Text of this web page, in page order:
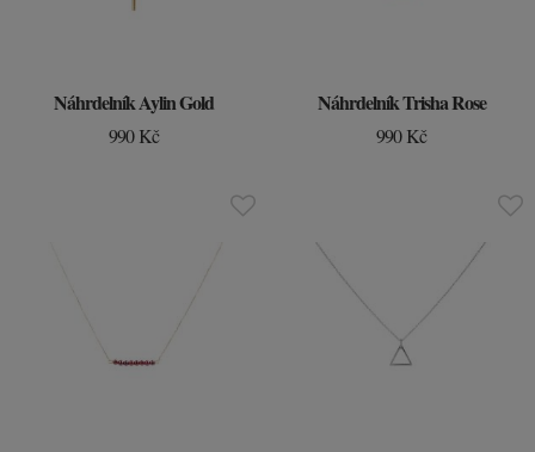
Náhrdelník Aylin Gold
990 Kč
Náhrdelník Trisha Rose
990 Kč